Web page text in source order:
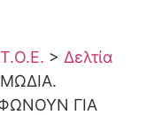
> Δελτία
ΓΙΑ